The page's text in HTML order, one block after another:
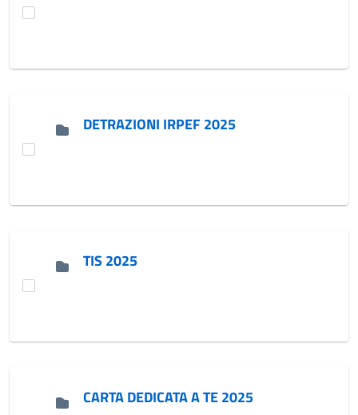
DETRAZIONI IRPEF 2025
TIS 2025
CARTA DEDICATA A TE 2025